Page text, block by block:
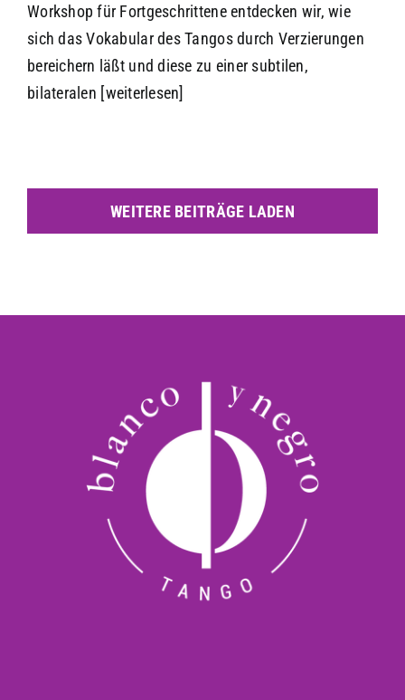
Workshop für Fortgeschrittene entdecken wir, wie
sich das Vokabular des Tangos durch Verzierungen
bereichern läßt und diese zu einer subtilen,
bilateralen [weiterlesen]
WEITERE BEITRÄGE LADEN